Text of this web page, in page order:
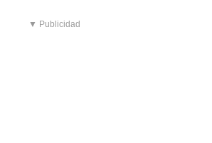
▼ Publicidad